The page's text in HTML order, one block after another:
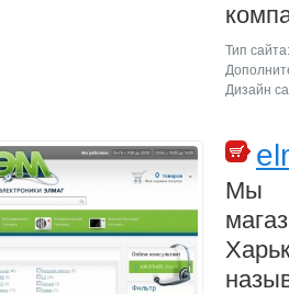
Тип сайта:
Дизайн
Мы